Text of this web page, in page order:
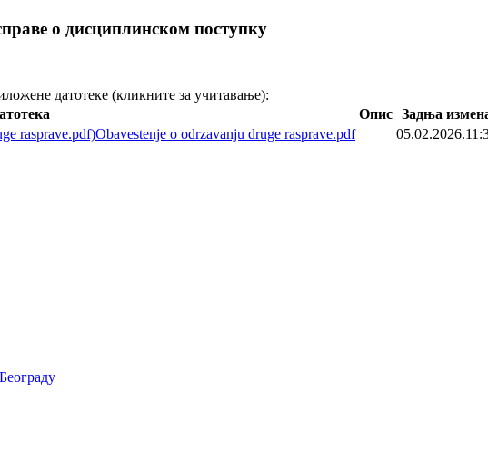
о дисциплинском поступку
датотеке (кликните за учитавање):
Опис Задња
Obavestenje o odrzavanju druge rasprave.pdf